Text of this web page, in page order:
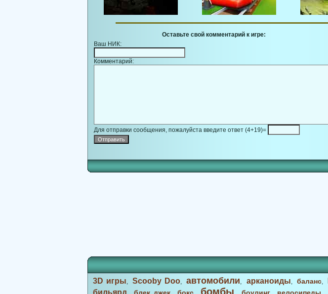
Оставьте свой комментарий к игре:
Ваш НИК:
Комментарий:
Для отправки сообщения, пожалуйста введите ответ (4+19)=
3D игры,Scooby Doo,автомобили, арканоиды, баланс,
бильярд бомбы